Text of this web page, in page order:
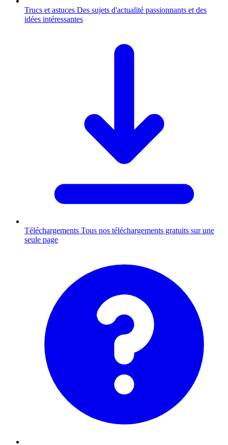
Trucs et astuces Des sujets d'actualité passionnants et des
idées intéressantes
Téléchargements Tous nos téléchargements gratuits sur une
seule page